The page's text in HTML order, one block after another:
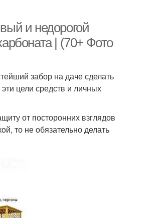
и недорогой
| (70+ Фото
забор на даче сделать
цели средств и личных
от посторонних взглядов
то не обязательно делать